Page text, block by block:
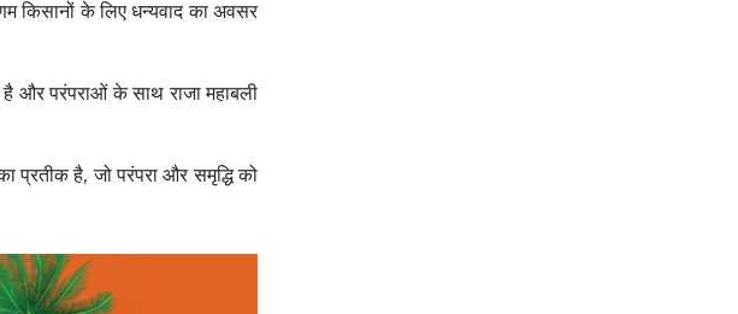
किसानों के लिए धन्यवाद का अवसर
और परंपराओं के साथ राजा महाबली
प्रतीक है, जो परंपरा और समृद्धि को